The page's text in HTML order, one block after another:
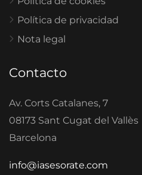
Política de privacidad
Nota legal
Contacto
Av. Corts Catalanes, 7
08173 Sant Cugat del Vallès
Barcelona
info@iasesorate.com